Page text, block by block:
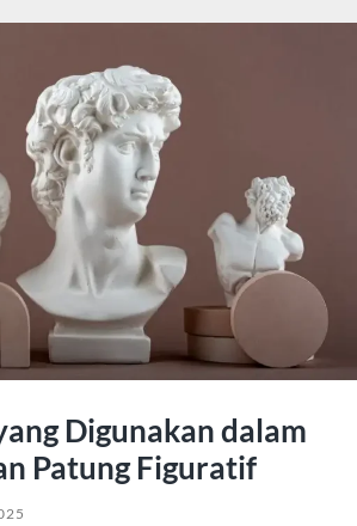
Digunakan dalam
Patung Figuratif